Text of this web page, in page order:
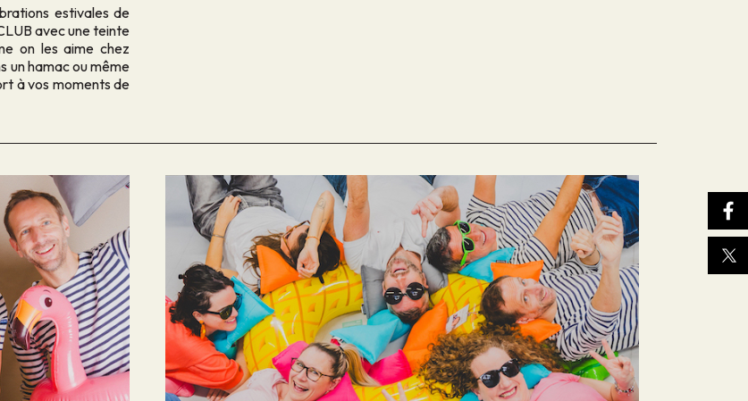
estivales de
avec une teinte
on les aime chez
un hamac ou même
à vos moments de